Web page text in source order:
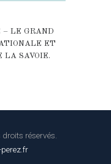
– LE GRAND
ET
LA SAVOIE.
réservés.